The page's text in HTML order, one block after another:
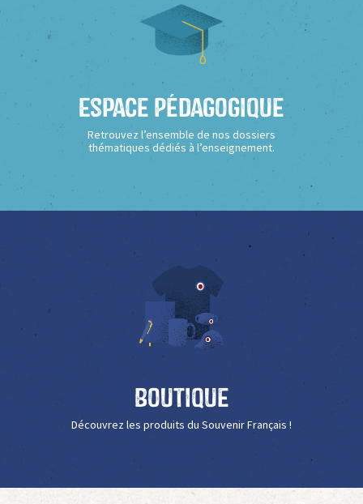
Espace Pédagogique
Retrouvez l’ensemble de nos dossiers
thématiques dédiés à l’enseignement.
Boutique
Découvrez les produits du Souvenir Français !